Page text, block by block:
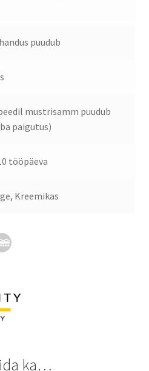
puudub
mustrisamm puudub
paigutus)
tööpäeva
Kreemikas
ka…